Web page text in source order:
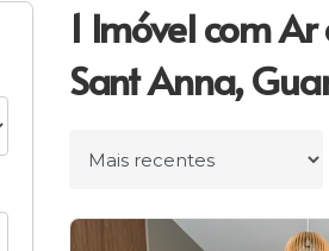
1 Imóvel com
Sant Anna,
Ordenar por